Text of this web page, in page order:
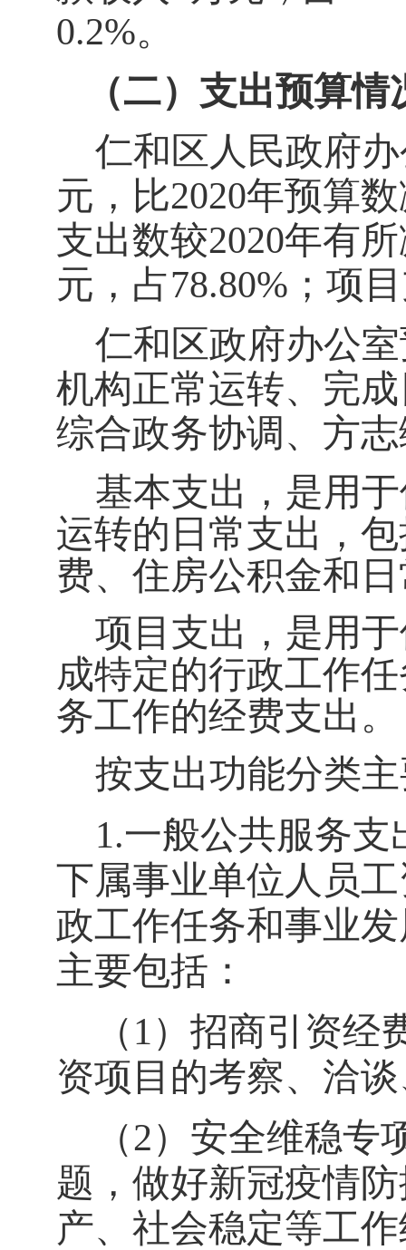
0.2%。
（二）支出预算情
仁和区人民政府
元 ， 比2020年预算
支出数较2020年有
元 ，占78.80% ；项
仁和区政府办公室
机构正常运转、完
综合政务协调、方
基本支出，是用
运转的日常支出 ，
费、住房公积金和
项目支出，是用
成特定的行政工作
务工作的经费支出。
按支出功能分类
1.一般公共服务支
下属事业单位人员
政工作任务和事业
主要包括：
（1） 招商引资经
资项目的考察、洽
（2） 安全维稳专
题，做好新冠疫情
产、社会稳定等工